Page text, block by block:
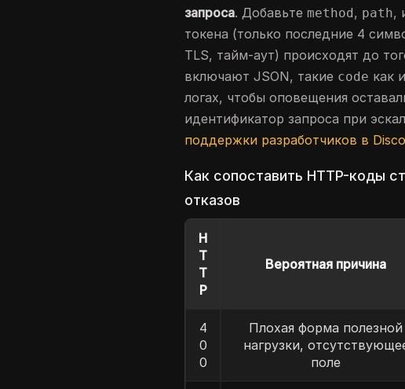
запроса. Добавьте method, path,
токена (только последние 4
TLS, тайм-аут) происходят до
включают JSON, такие code как и
логах, чтобы оповещения
идентификатор запроса при
поддержки разработчиков в
Как сопоставить HTTP-коды
отказов
H
T
T
P
Вероятная причина
4
0
0
Плохая форма полезной
нагрузки,
поле